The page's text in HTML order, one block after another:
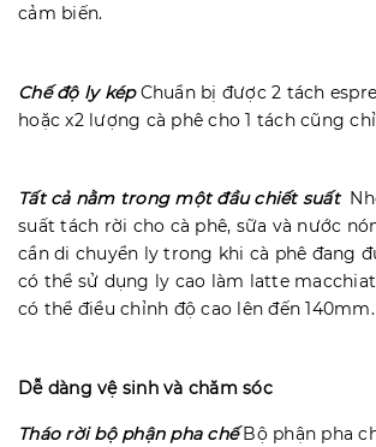
cảm biến.
Chế độ ly kép Chuẩn bị được 2 tách
hoặc x2 lượng cà phê cho 1 tách cũng
Tất cả nằm trong một đầu chiết suất
suất tách rời cho cà phê, sữa và nước
cần di chuyển ly trong khi cà phê đang
có thể sử dụng ly cao làm latte
có thể điều chỉnh độ cao lên đến 140mm.
Dễ dàng vệ sinh và chăm sóc
Tháo rời bộ phận pha chế Bộ phận pha